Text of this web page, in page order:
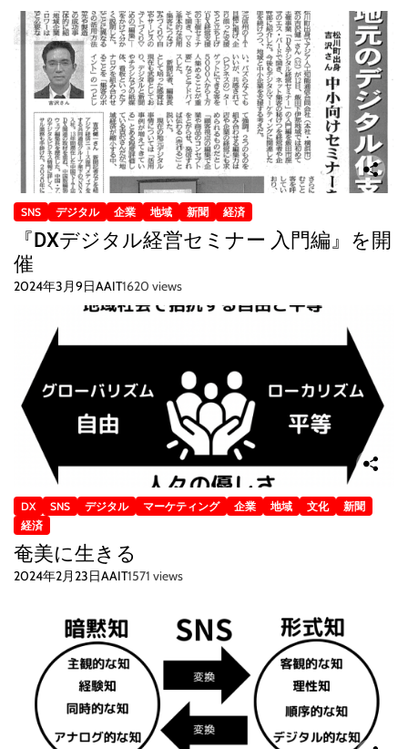
SNS デジタル 企業 地域 新聞 経済
『DXデジタル経営セミナー 入門編』を開
催
2024年3月9日AAIT1620 views
DX SNS デジタル マーケティング 企業 地域 文化
新聞
経済
奄美に生きる
2024年2月23日AAIT1571 views